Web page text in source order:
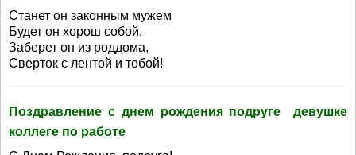
Станет он законным мужем
Будет он хорош собой,
Заберет он из роддома,
Сверток с лентой и тобой!
Поздравление с днем рождения подруге девушке
коллеге по работе